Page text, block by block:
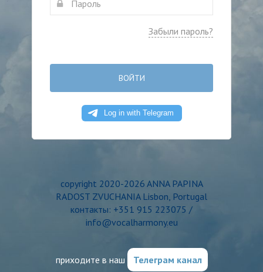
Забыли пароль?
ВОЙТИ
copyright 2020-2026 ANNA PAPINA
RADOST ZVUCHANIA Lisbon, Portugal
контакты: +351 915 223075 /
info@vocalharmony.eu
приходите в наш Телеграм канал